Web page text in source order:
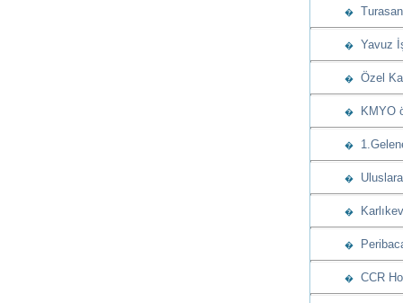
�
� Yavuz
� Özel
� KMYO
�
�
�
�
� CCR